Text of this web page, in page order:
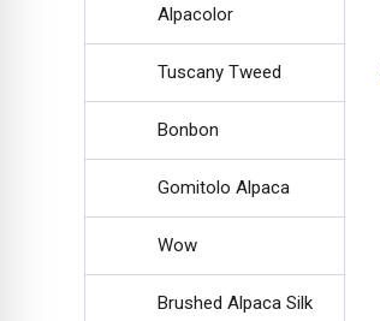
Alpacolor
Tuscany Tweed
Bonbon
Gomitolo Alpaca
Wow
Brushed Alpaca Silk